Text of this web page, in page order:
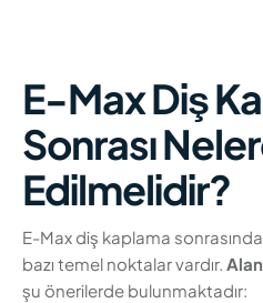
E-Max Diş
Sonrası
Edilmelidir?
E-Max diş kaplama
bazı temel noktalar vardır.
şu önerilerde bulunmaktadır: